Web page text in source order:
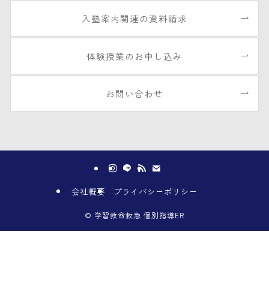
入塾案内関連の資料請求
体験授業のお申し込み
お問い合わせ
会社概要 プライバシーポリシー
© 学習救命救急 個別指導ER